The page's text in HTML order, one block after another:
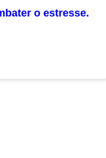
o estresse.